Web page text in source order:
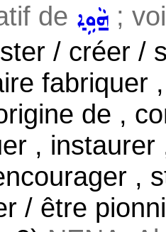
de ܗܵܘܹܐ ;
/ créer /
fabriquer
de ,
,
,
/ être